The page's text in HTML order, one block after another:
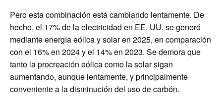
Pero esta combinación está cambiando lentamente. De
hecho, el 17% de la electricidad en EE. UU. se generó
mediante energía eólica y solar en 2025, en comparación
con el 16% en 2024 y el 14% en 2023. Se demora que
tanto la procreación eólica como la solar sigan
aumentando, aunque lentamente, y principalmente
conveniente a la disminución del uso de carbón.